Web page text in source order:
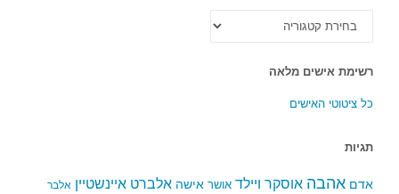
הקטגוריות
רשימת אישים מלאה
כל ציטוטי האישים
תגיות
אדם אהבה אוסקר ויילד אושר אישה אלברט איינשטיין אלבר